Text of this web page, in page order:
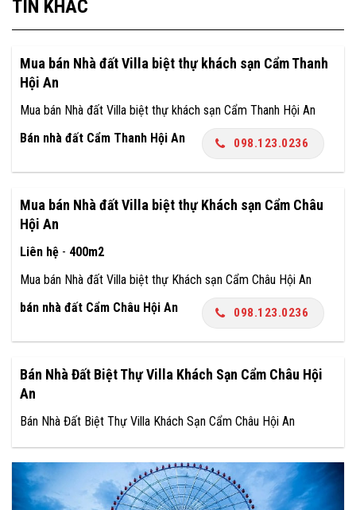
TIN KHÁC
Mua bán Nhà đất Villa biệt thự khách sạn Cẩm Thanh
Hội An
Mua bán Nhà đất Villa biệt thự khách sạn Cẩm Thanh Hội An
Bán nhà đất Cẩm Thanh Hội An
098.123.0236
Mua bán Nhà đất Villa biệt thự Khách sạn Cẩm Châu
Hội An
Liên hệ- 400m2
Mua bán Nhà đất Villa biệt thự Khách sạn Cẩm Châu Hội An
bán nhà đất Cẩm Châu Hội An
098.123.0236
Bán Nhà Đất Biệt Thự Villa Khách Sạn Cẩm Châu Hội
An
Bán Nhà Đất Biệt Thự Villa Khách Sạn Cẩm Châu Hội An